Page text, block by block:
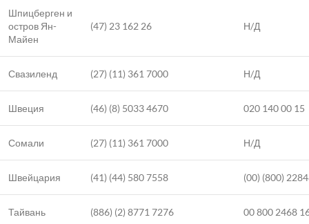
Шпицберген и
остров Ян-
Майен
(47) 23 162 26 Н/Д
Свазиленд (27) (11) 361 7000 Н/Д
Швеция (46) (8) 5033 4670 020 140 00 15
Сомали (27) (11) 361 7000 Н/Д
Швейцария (41) (44) 580 7558 (00) (800)
Тайвань (886) (2) 8771 7276 00 800 2468